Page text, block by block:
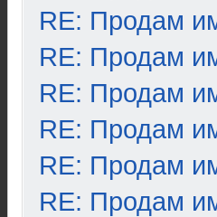
RE: Продам
RE: Продам
RE: Продам
RE: Продам
RE: Продам
RE: Продам